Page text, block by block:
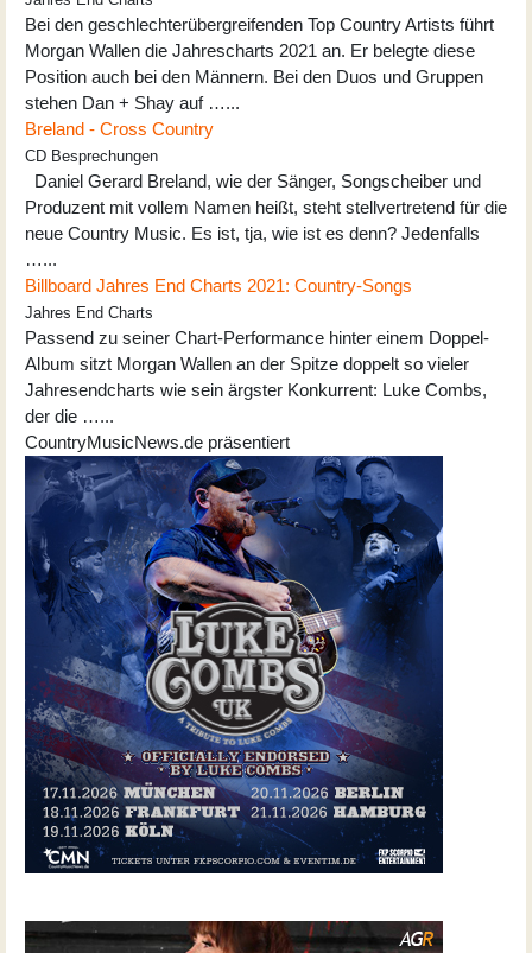
Bei den geschlechterübergreifenden Top Country Artists führt
Morgan Wallen die Jahrescharts 2021 an. Er belegte diese
Position auch bei den Männern. Bei den Duos und Gruppen
stehen Dan + Shay auf …...
Breland - Cross Country
CD Besprechungen
Daniel Gerard Breland, wie der Sänger, Songscheiber und
Produzent mit vollem Namen heißt, steht stellvertretend für die
neue Country Music. Es ist, tja, wie ist es denn? Jedenfalls
…...
Billboard Jahres End Charts 2021: Country-Songs
Jahres End Charts
Passend zu seiner Chart-Performance hinter einem Doppel-
Album sitzt Morgan Wallen an der Spitze doppelt so vieler
Jahresendcharts wie sein ärgster Konkurrent: Luke Combs,
der die …...
CountryMusicNews.de präsentiert